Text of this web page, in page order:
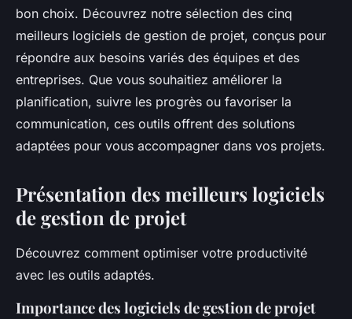
bon choix. Découvrez notre sélection des cinq
meilleurs logiciels de gestion de projet, conçus pour
répondre aux besoins variés des équipes et des
entreprises. Que vous souhaitiez améliorer la
planification, suivre les progrès ou favoriser la
communication, ces outils offrent des solutions
adaptées pour vous accompagner dans vos projets.
Présentation des meilleurs logiciels
de gestion de projet
Découvrez comment optimiser votre productivité
avec les outils adaptés.
Importance des logiciels de gestion de projet